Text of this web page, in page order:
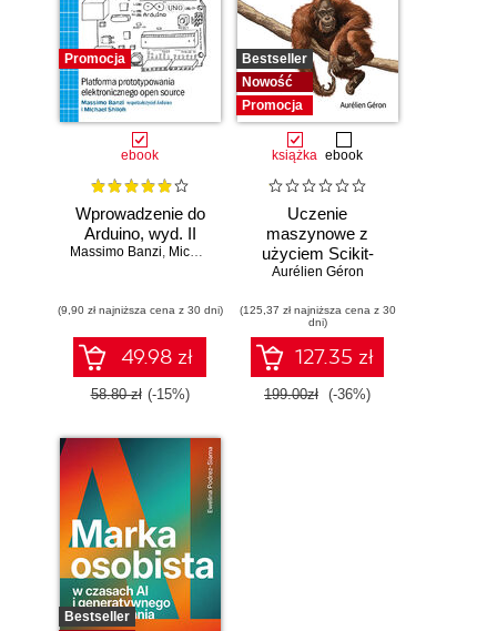
Promocja
ebook
Wprowadzenie do
Arduino, wyd. II
Massimo Banzi, Michael Shiloh
(9,90 zł najniższa cena z 30 dni)
49.98 zł
58.80 zł (-15%)
Bestseller
Nowość
Promocja
książka ebook
Uczenie
maszynowe z
użyciem Scikit-
Learn i PyTorch.
narzędzia i techniki
umożliwiające
konstruowanie
inteligentnych
systemów
Aurélien Géron
(125,37 zł najniższa cena z 30
dni)
127.35 zł
199.00zł (-36%)
Bestseller